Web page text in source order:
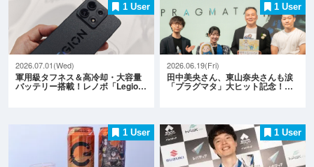
1 User
2026.07.01(Wed)
軍用級タフネス＆高冷却・大容量
バッテリー搭載！レノボ「Legio…
1 User
2026.06.19(Fri)
田中美央さん、東山奈央さんも涙
「プラグマタ」大ヒット記念！…
1 User 1 User